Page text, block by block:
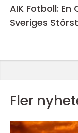
AIK Fotboll:
Sveriges
Fler